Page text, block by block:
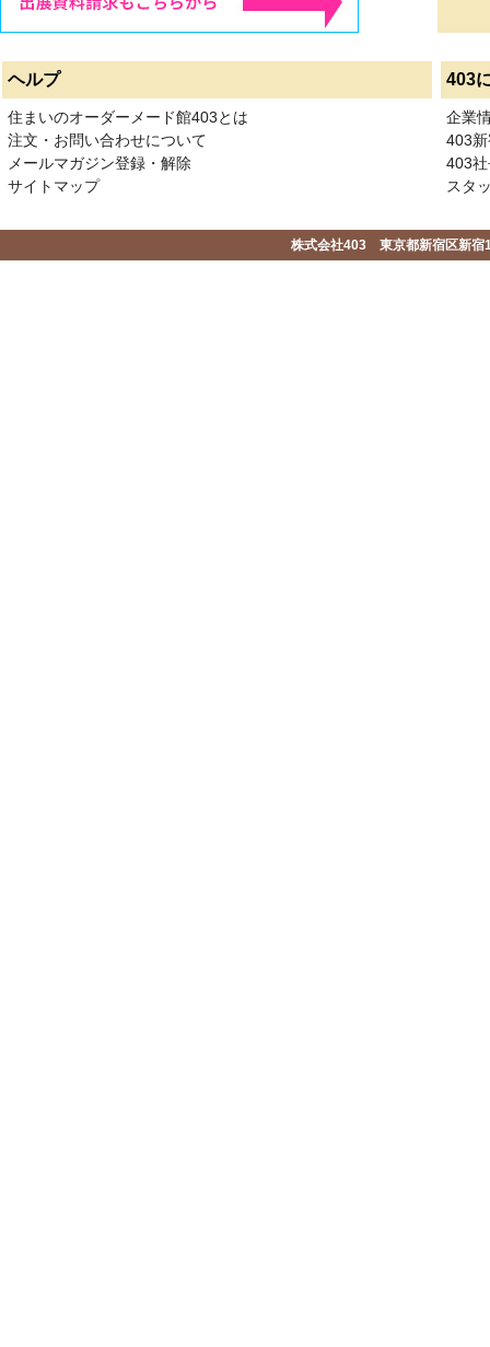
ヘルプ 403
住まいのオーダーメード館403とは
注文・お問い合わせについて
メールマガジン登録・解除
サイトマップ
企業
403
403
スタ
株式会社403 東京都新宿区新